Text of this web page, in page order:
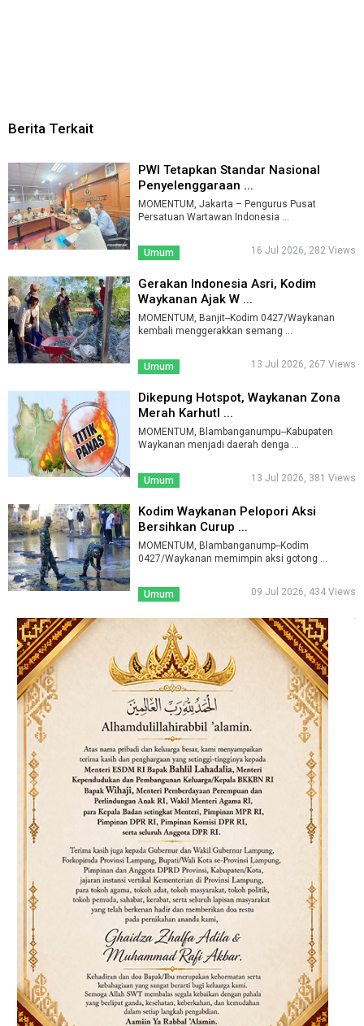
Berita Terkait
PWI Tetapkan Standar Nasional
Penyelenggaraan ...
MOMENTUM, Jakarta – Pengurus Pusat
Persatuan Wartawan Indonesia ...
Umum 16 Jul 2026, 282 Views
Gerakan Indonesia Asri, Kodim
Waykanan Ajak W ...
MOMENTUM, Banjit--Kodim 0427/Waykanan
kembali menggerakkan semang ...
Umum 13 Jul 2026, 267 Views
Dikepung Hotspot, Waykanan Zona
Merah Karhutl ...
MOMENTUM, Blambanganumpu--Kabupaten
Waykanan menjadi daerah denga ...
Umum 13 Jul 2026, 381 Views
Kodim Waykanan Pelopori Aksi
Bersihkan Curup ...
MOMENTUM, Blambanganump--Kodim
0427/Waykanan memimpin aksi gotong ...
Umum 09 Jul 2026, 434 Views